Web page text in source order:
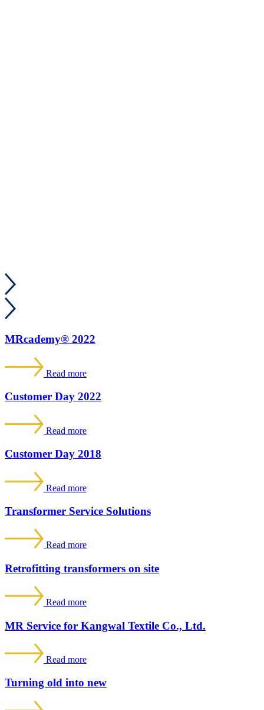
MRcademy® 2022
Read more
Customer Day 2022
Read more
Customer Day 2018
Read more
Transformer Service Solutions
Read more
Retrofitting transformers on site
Read more
MR Service for Kangwal Textile Co., Ltd.
Read more
Turning old into new